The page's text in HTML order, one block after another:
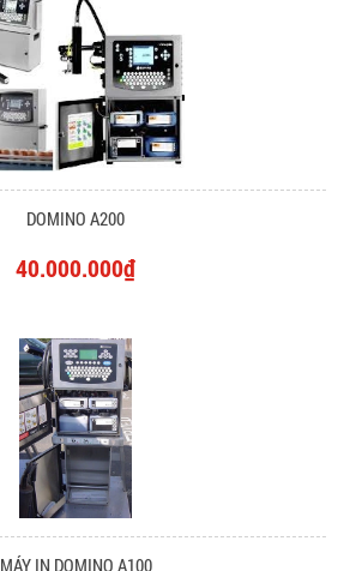
DOMINO A200
40.000.000₫
MÁY IN DOMINO A100